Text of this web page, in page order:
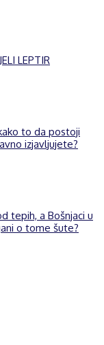
LEPTIR
to da postoji
izjavljujete?
tepih, a Bošnjaci u
o tome šute?